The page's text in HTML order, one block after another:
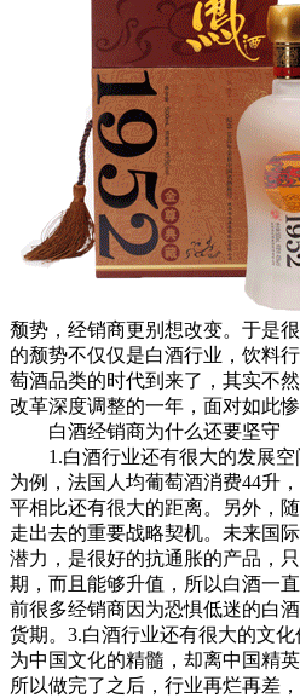
颓势，经销商更别想改变。于是
的颓势不仅仅是白酒行业，饮料
萄酒品类的时代到来了，其实不
改革深度调整的一年，面对如此
白酒经销商为什么还要坚守
1.白酒行业还有很大的发展空
为例，法国人均葡萄酒消费44升
平相比还有很大的距离。另外，
走出去的重要战略契机。未来国
潜力，是很好的抗通胀的产品，
期，而且能够升值，所以白酒一
前很多经销商因为恐惧低迷的白
货期。3.白酒行业还有很大的文
为中国文化的精髓，却离中国精
所以做完了之后，行业再烂再差